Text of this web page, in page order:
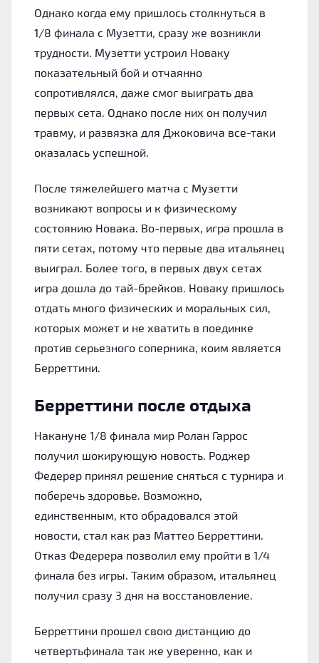
Однако когда ему пришлось столкнуться в
1/8 финала с Музетти, сразу же возникли
трудности. Музетти устроил Новаку
показательный бой и отчаянно
сопротивлялся, даже смог выиграть два
первых сета. Однако после них он получил
травму, и развязка для Джоковича все-таки
оказалась успешной.
После тяжелейшего матча с Музетти
возникают вопросы и к физическому
состоянию Новака. Во-первых, игра прошла в
пяти сетах, потому что первые два итальянец
выиграл. Более того, в первых двух сетах
игра дошла до тай-брейков. Новаку пришлось
отдать много физических и моральных сил,
которых может и не хватить в поединке
против серьезного соперника, коим является
Берреттини.
Берреттини после отдыха
Накануне 1/8 финала мир Ролан Гаррос
получил шокирующую новость. Роджер
Федерер принял решение сняться с турнира и
поберечь здоровье. Возможно,
единственным, кто обрадовался этой
новости, стал как раз Маттео Берреттини.
Отказ Федерера позволил ему пройти в 1/4
финала без игры. Таким образом, итальянец
получил сразу 3 дня на восстановление.
Берреттини прошел свою дистанцию до
четвертьфинала так же уверенно, как и